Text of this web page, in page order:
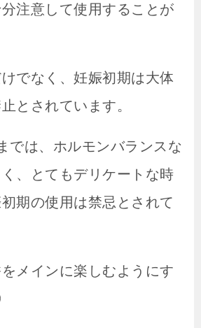
注意して使用することが
でなく、妊娠初期は大体
とされています。
では、ホルモンバランスな
、とてもデリケートな時
期の使用は禁忌とされて
メインに楽しむようにす